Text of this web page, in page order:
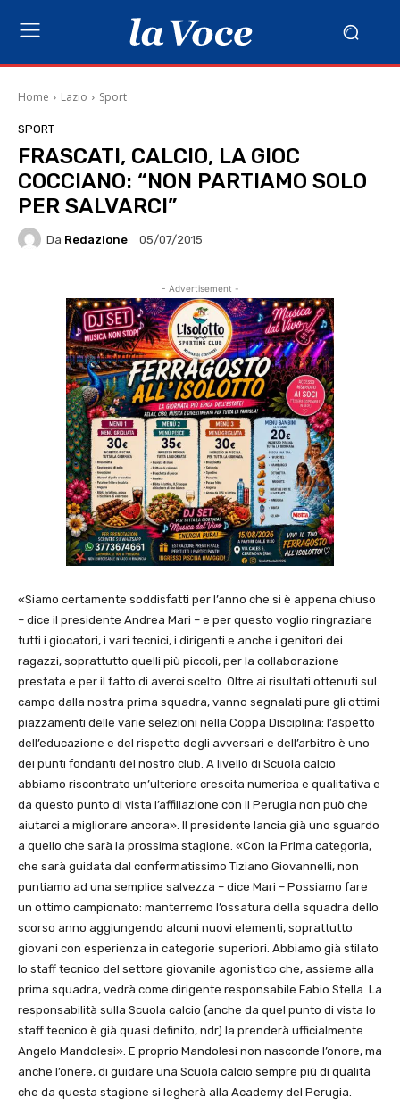
Home Lazio Sport
SPORT
FRASCATI, CALCIO, LA GIOC
COCCIANO: “NON PARTIAMO SOLO
PER SALVARCI”
Da Redazione 05/07/2015
- Advertisement -
«Siamo certamente soddisfatti per l’anno che si è appena chiuso
– dice il presidente Andrea Mari – e per questo voglio ringraziare
tutti i giocatori, i vari tecnici, i dirigenti e anche i genitori dei
ragazzi, soprattutto quelli più piccoli, per la collaborazione
prestata e per il fatto di averci scelto. Oltre ai risultati ottenuti sul
campo dalla nostra prima squadra, vanno segnalati pure gli ottimi
piazzamenti delle varie selezioni nella Coppa Disciplina: l’aspetto
dell’educazione e del rispetto degli avversari e dell’arbitro è uno
dei punti fondanti del nostro club. A livello di Scuola calcio
abbiamo riscontrato un’ulteriore crescita numerica e qualitativa e
da questo punto di vista l’affiliazione con il Perugia non può che
aiutarci a migliorare ancora». Il presidente lancia già uno sguardo
a quello che sarà la prossima stagione. «Con la Prima categoria,
che sarà guidata dal confermatissimo Tiziano Giovannelli, non
puntiamo ad una semplice salvezza – dice Mari – Possiamo fare
un ottimo campionato: manterremo l’ossatura della squadra dello
scorso anno aggiungendo alcuni nuovi elementi, soprattutto
giovani con esperienza in categorie superiori. Abbiamo già stilato
lo staff tecnico del settore giovanile agonistico che, assieme alla
prima squadra, vedrà come dirigente responsabile Fabio Stella. La
responsabilità sulla Scuola calcio (anche da quel punto di vista lo
staff tecnico è già quasi definito, ndr) la prenderà ufficialmente
Angelo Mandolesi». E proprio Mandolesi non nasconde l’onore, ma
anche l’onere, di guidare una Scuola calcio sempre più di qualità
che da questa stagione si legherà alla Academy del Perugia.